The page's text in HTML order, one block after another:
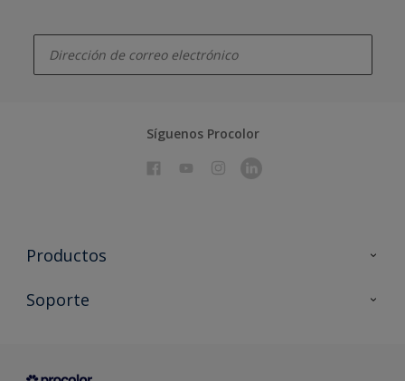
Síguenos Procolor
Productos
Todos los productos
Condiciones generales de venta
Soporte